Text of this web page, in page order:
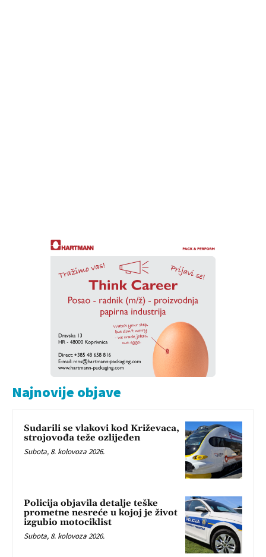
Najnovije objave
Sudarili se vlakovi kod Križevaca,
strojovođa teže ozlijeđen
Subota, 8. kolovoza 2026.
Policija objavila detalje teške
prometne nesreće u kojoj je život
izgubio motociklist
Subota, 8. kolovoza 2026.